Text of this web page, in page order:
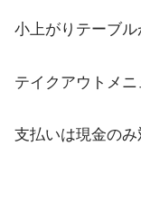
小上がりテーブル
テイクアウトメニ
支払いは現金のみ